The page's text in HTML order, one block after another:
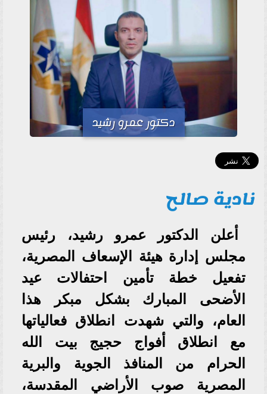
دكتور عمرو رشيد
نادية صالح
أعلن الدكتور عمرو رشيد، رئيس
مجلس إدارة هيئة الإسعاف المصرية،
تفعيل خطة تأمين احتفالات عيد
الأضحى المبارك بشكل مبكر هذا
العام، والتي شهدت انطلاق فعالياتها
مع انطلاق أفواج حجيج بيت الله
الحرام من المنافذ الجوية والبرية
المصرية صوب الأراضي المقدسة،